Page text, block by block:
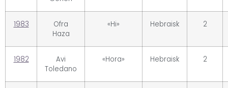
1983
Ofra
Haza
«Hi» Hebraisk 2
1982
Avi
Toledano
«Hora» Hebraisk 2